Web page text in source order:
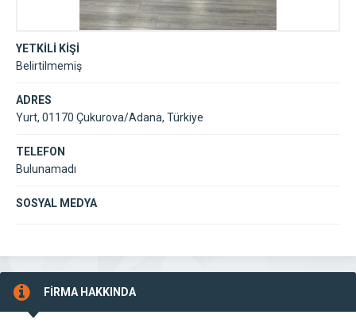
YETKİLİ KİŞİ
Belirtilmemiş
ADRES
Yurt, 01170 Çukurova/Adana, Türkiye
TELEFON
Bulunamadı
SOSYAL MEDYA
FİRMA HAKKINDA